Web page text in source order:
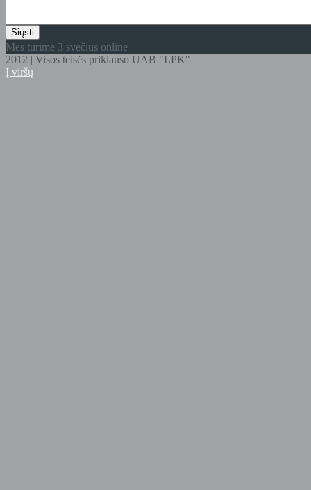
Mes turime 3 svečius online
2012 | Visos teisės priklauso UAB "LPK"
Į viršų